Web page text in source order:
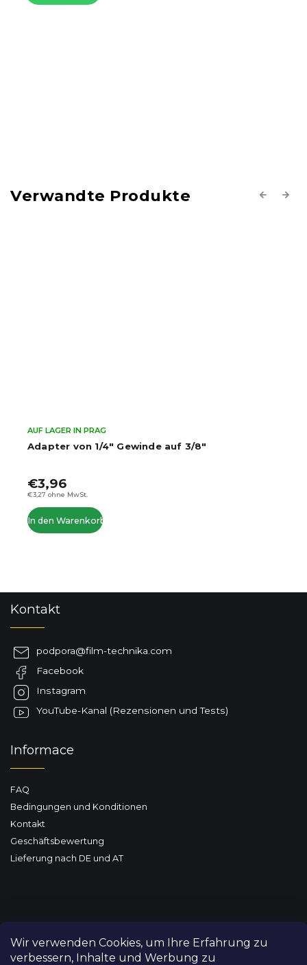
Wir verwenden Cookies, um Ihre Erfahrung zu
verbessern, Inhalte und Werbung zu
Verwandte Produkte Previous
Adapter von 1/4" Gewinde auf 3/8"
AUF LAGER IN PRAG
€3,27 ohne MwSt.
€3,96
In den Warenkorb
Next
Kontakt
podpora@film-technika.com
Facebook
Instagram
YouTube-Kanal (Rezensionen und Tests)
Informace
FAQ
Bedingungen und Konditionen
Kontakt
Geschäftsbewertung
Lieferung nach DE und AT